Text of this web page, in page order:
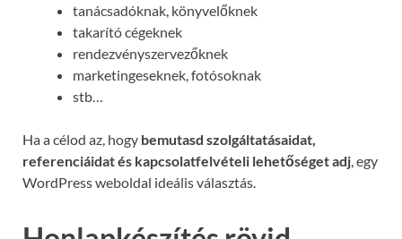
tanácsadóknak, könyvelőknek
takarító cégeknek
rendezvényszervezőknek
marketingeseknek, fotósoknak
stb…
Ha a célod az, hogy bemutasd szolgáltatásaidat,
referenciáidat és kapcsolatfelvételi lehetőséget adj , egy
WordPress weboldal ideális választás.